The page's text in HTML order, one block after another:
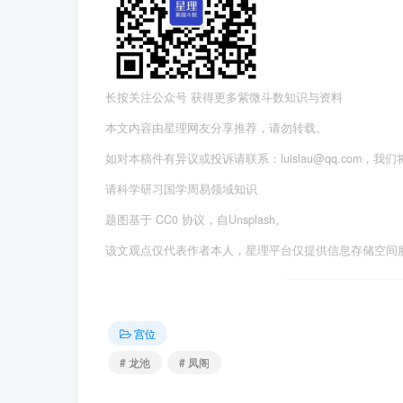
长按关注公众号 获得更多紫微斗数知识与资料
本文内容由星理网友分享推荐，请勿转载。
如对本稿件有异议或投诉请联系：luislau@qq.com，我们
请科学研习国学周易领域知识
题图基于 CC0 协议，自Unsplash。
该文观点仅代表作者本人，星理平台仅提供信息存储空间
宫位
# 龙池
# 凤阁